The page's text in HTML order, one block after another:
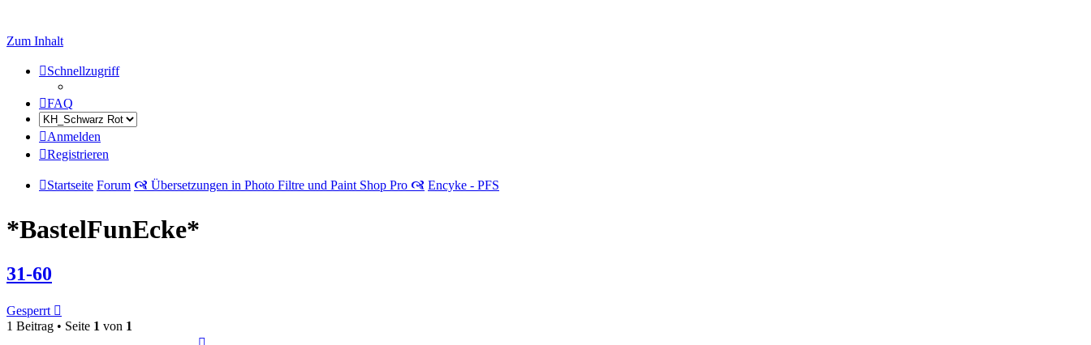
Zum Inhalt
Schnellzugriff
FAQ
Anmelden
Registrieren
Startseite Forum 🙧 Übersetzungen in Photo Filtre und Paint Shop Pro 🙧 Encyke - PFS
*BastelFunEcke*
31-60
Gesperrt
1 Beitrag • Seite 1 von 1